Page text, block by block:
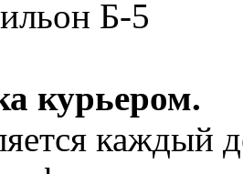
Б-5
курьером.
каждый